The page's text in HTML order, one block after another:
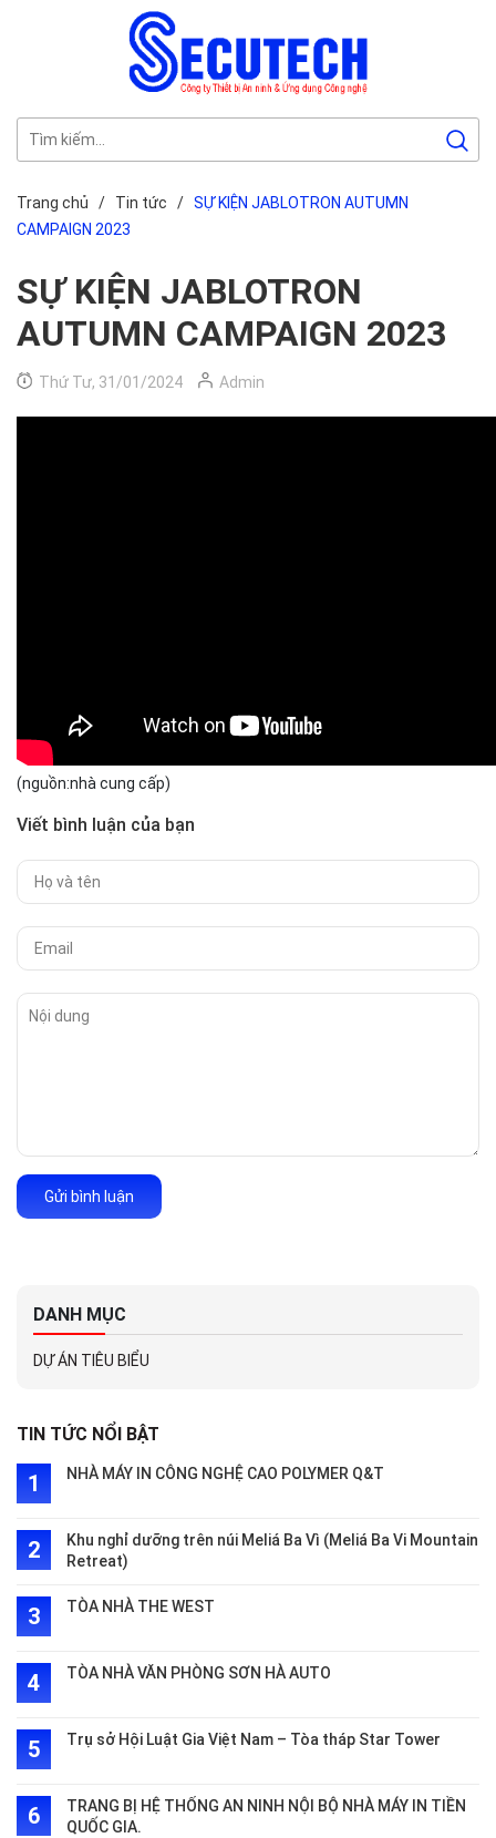
Trang chủ / Tin tức / SỰ KIỆN JABLOTRON AUTUMN
CAMPAIGN 2023
SỰ KIỆN JABLOTRON
AUTUMN CAMPAIGN 2023
Thứ Tư, 31/01/2024 Admin
(nguồn:nhà cung cấp)
Viết bình luận của bạn
Gửi bình luận
DANH MỤC
DỰ ÁN TIÊU BIỂU
TIN TỨC NỔI BẬT
NHÀ MÁY IN CÔNG NGHỆ CAO POLYMER Q&T
Khu nghỉ dưỡng trên núi Meliá Ba Vì (Meliá Ba Vi Mountain
Retreat)
TÒA NHÀ THE WEST
TÒA NHÀ VĂN PHÒNG SƠN HÀ AUTO
Trụ sở Hội Luật Gia Việt Nam – Tòa tháp Star Tower
TRANG BỊ HỆ THỐNG AN NINH NỘI BỘ NHÀ MÁY IN TIỀN
QUỐC GIA.